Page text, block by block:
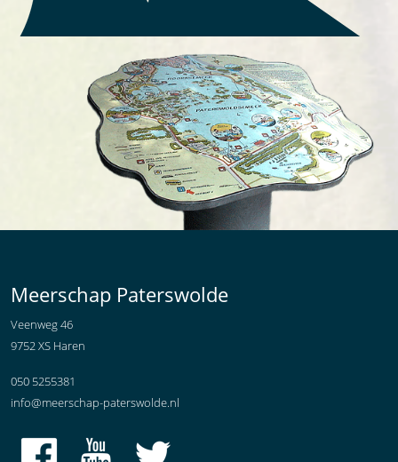
Meerschap Paterswolde
Veenweg 46
9752 XS Haren
050 5255381
info@meerschap-paterswolde.nl